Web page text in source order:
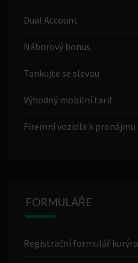
Dual Account
Náborový bonus
Tankujte se slevou
Výhodný mobilní tarif
Firemní vozidla k pronájmu
FORMULÁŘE
Registrační formulář kurýra